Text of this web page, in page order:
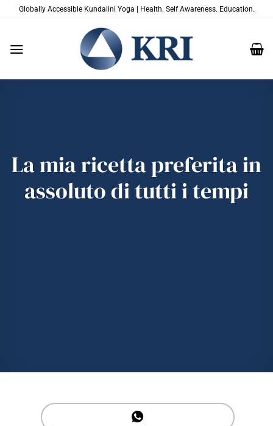
SaltaGlobally Accessible Kundalini Yoga | Health. Self Awareness. Education.
La mia ricetta preferita in
assoluto di tutti i tempi